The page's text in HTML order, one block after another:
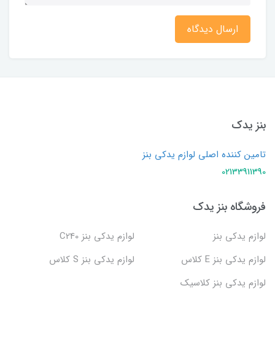
ارسال دیدگاه
بنز یدک
تامین کننده اصلی لوازم یدکی بنز
02133911390
فروشگاه بنز یدک
لوازم یدکی بنز
لوازم یدکی بنز C240
لوازم یدکی بنز E کلاس
لوازم یدکی بنز S کلاس
لوازم یدکی بنز کلاسیک